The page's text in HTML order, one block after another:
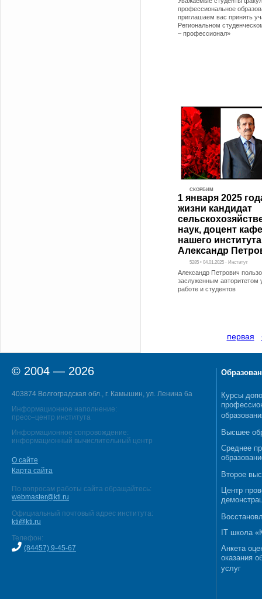
профессиональное
приглашаем вас принять
Региональном
– профессионал»
СКОРБИМ
1 января 2025
жизни кандидат
наук, доцент
нашего
Александр
5285 • 04.01.2025 - Институт
Александр Петрович
заслуженным авторитетом
работе и студентов
первая
© 2004 — 2026
403874 Волгоградская обл., г. Камышин, ул. Ленина 6а
Информационное наполнение:
пресс–центр института
Информационное сопровождение:
информационный вычислительный центр
О сайте
Карта сайта
По вопросам работы сайта обращайтесь:
webmaster@kti.ru
Официальный почтовый адрес института:
kti@kti.ru
Телефон:
(84457) 9-45-67
Курсы
Высшее
Среднее
Второе
Центр
IT школа
Анкета
оказания
услуг